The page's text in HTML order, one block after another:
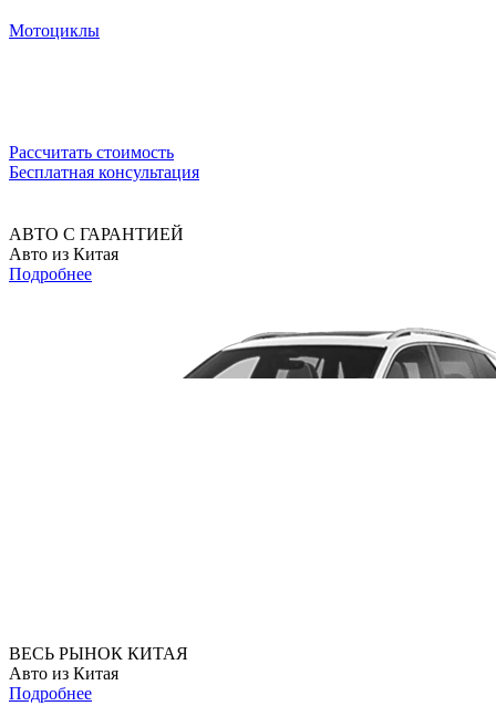
Мотоциклы
Рассчитать стоимость
Бесплатная консультация
АВТО С ГАРАНТИЕЙ
Авто из Китая
Подробнее
ВЕСЬ РЫНОК КИТАЯ
Авто из Китая
Подробнее